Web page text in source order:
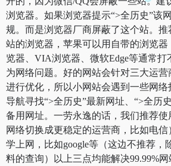
浏览器。如果浏览器提示“>全历史”该
规。而是浏览器厂商屏蔽了这个站。推
站的浏览器，苹果可以用自带的浏览器
览器、VIA浏览器、微软Edge等通常打
为网络问题。好的网站会针对三大运
进行优化，所以小网站会遇到一些网
导航寻找“>全历史”最新网址、“>全历
备用网址。一劳永逸的话，我们推荐
网络切换成更稳定的运营商，比如电
学上网，比如google等（这边不推荐，
料的查询）以上三点均能解决99.99%网